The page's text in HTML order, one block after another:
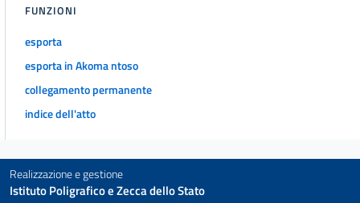
FUNZIONI
esporta
esporta in Akoma ntoso
collegamento permanente
indice dell'atto
Realizzazione e gestione
Istituto Poligrafico e Zecca dello Stato